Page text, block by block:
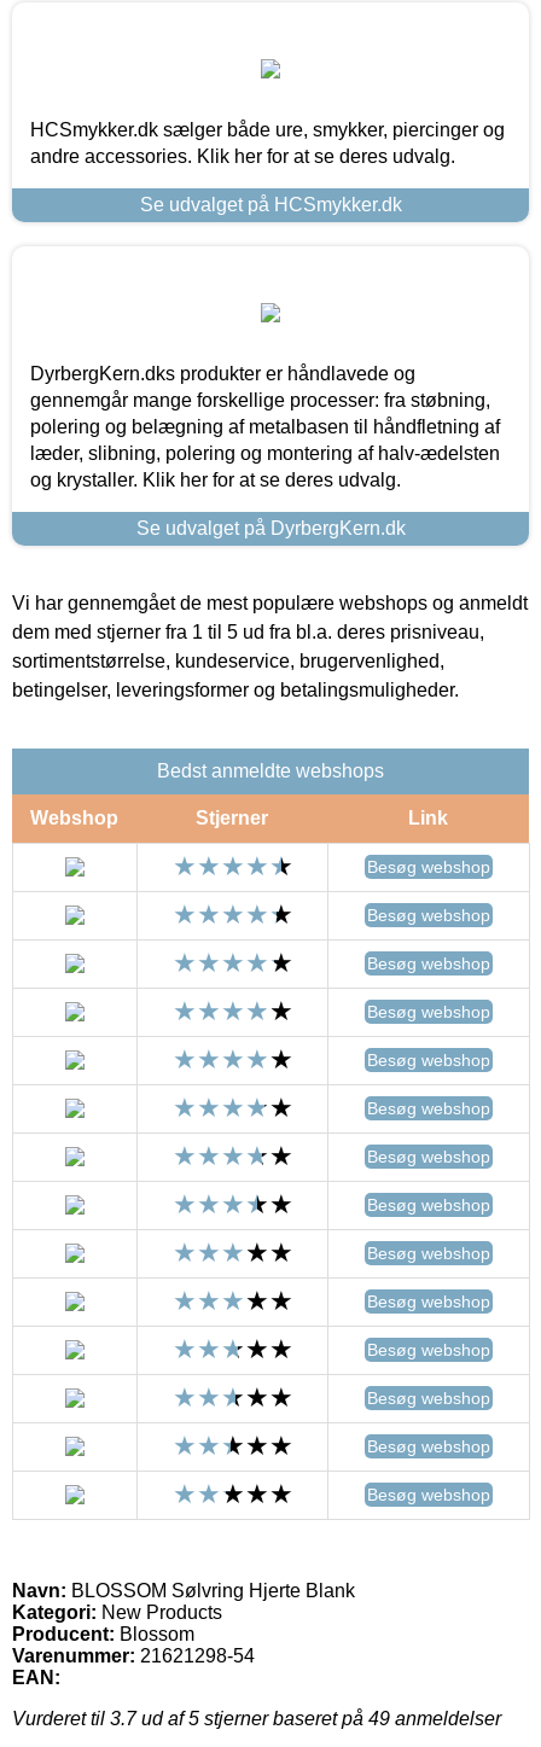
HCSmykker.dk sælger både ure, smykker, piercinger og
andre accessories. Klik her for at se deres udvalg.
Se udvalget på HCSmykker.dk
DyrbergKern.dks produkter er håndlavede og
gennemgår mange forskellige processer: fra støbning,
polering og belægning af metalbasen til håndfletning af
læder, slibning, polering og montering af halv-ædelsten
og krystaller. Klik her for at se deres udvalg.
Se udvalget på DyrbergKern.dk
Vi har gennemgået de mest populære webshops og anmeldt
dem med stjerner fra 1 til 5 ud fra bl.a. deres prisniveau,
sortimentstørrelse, kundeservice, brugervenlighed,
betingelser, leveringsformer og betalingsmuligheder.
Bedst anmeldte webshops
Webshop Stjerner Link
Besøg webshop
Besøg webshop
Besøg webshop
Besøg webshop
Besøg webshop
Besøg webshop
Besøg webshop
Besøg webshop
Besøg webshop
Besøg webshop
Besøg webshop
Besøg webshop
Besøg webshop
Besøg webshop
Navn: BLOSSOM Sølvring Hjerte Blank
Kategori: New Products
Producent: Blossom
Varenummer: 21621298-54
EAN:
Vurderet til 3.7ud af 5 stjerner baseret på 49 anmeldelser